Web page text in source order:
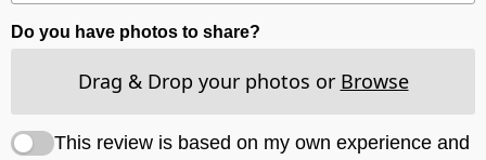
Do you have photos to share?
Drag & Drop your photos or Browse
This review is based on my own experience and